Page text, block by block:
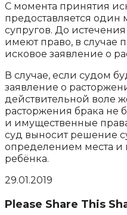
С момента принятия
предоставляется
супругов. До истечения
имеют право, в случае
исковое заявление о
В случае, если судом
заявление о
действительной воле
расторжения брака не
и имущественные
суд выносит решение
определением места
ребёнка.
29.01.2019
Please Share This